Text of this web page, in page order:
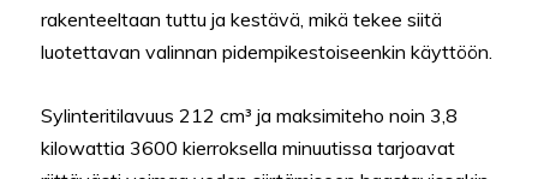
rakenteeltaan tuttu ja kestävä, mikä tekee siitä
luotettavan valinnan pidempikestoiseenkin käyttöön.
Sylinteritilavuus 212 cm³ ja maksimiteho noin 3,8
kilowattia 3600 kierroksella minuutissa tarjoavat